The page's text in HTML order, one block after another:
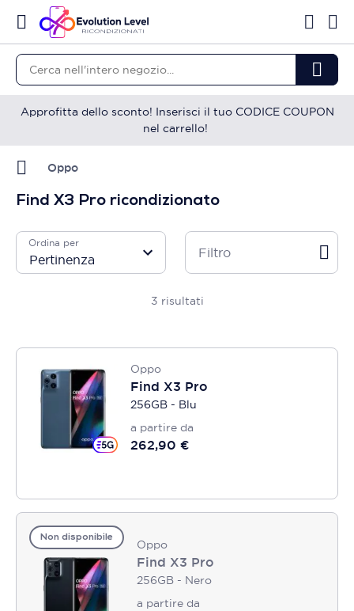
Approfitta dello sconto! Inserisci il tuo CODICE COUPON
nel carrello!
Oppo
Find X3 Pro ricondizionato
3 risultati
Ordina per
Filtro
Oppo
Find X3 Pro
256GB - Blu
a partire da
262,90 €
Non disponibile Oppo
Find X3 Pro
256GB - Nero
a partire da